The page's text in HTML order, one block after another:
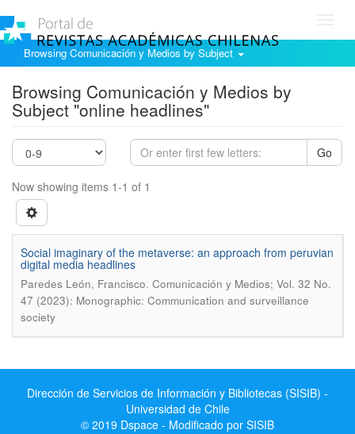
Browsing Comunicación y Medios by Subject
Browsing Comunicación y Medios by
Subject "online headlines"
Go
Now showing items 1-1 of 1
Social imaginary of the metaverse: an approach from peruvian
digital media headlines
Paredes León, Francisco. Comunicación y Medios; Vol. 32 No.
47 (2023): Monographic: Communication and surveillance
society
Dirección de Servicios de Información y Bibliotecas (SISIB) -
Universidad de Chile
© 2019 Dspace - Modificado por SISIB